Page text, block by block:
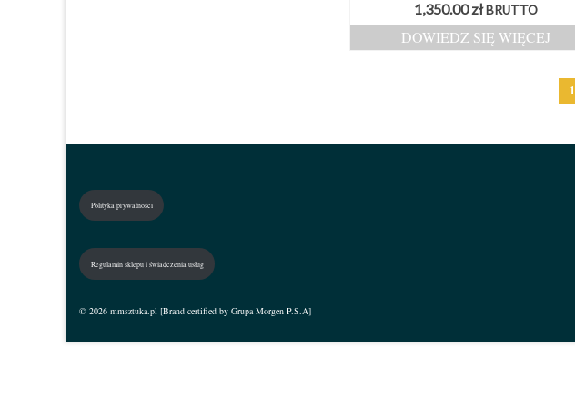
1,350.00zł BRUTTO
DOWIEDZ SIĘ WIĘCEJ
1
Polityka prywatności
Regulamin sklepu i świadczenia usług
© 2026 mmsztuka.pl [Brand certified by Grupa Morgen P.S.A]